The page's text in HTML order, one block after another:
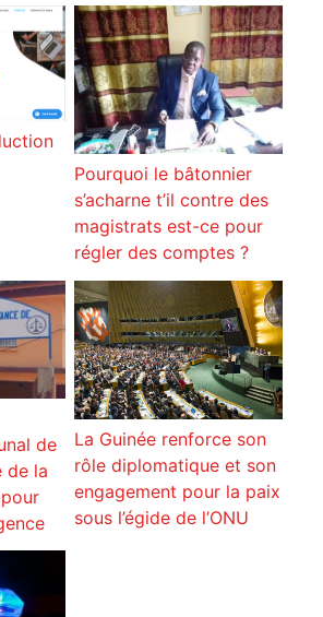
Pourquoi le bâtonnier
s’acharne t’il contre des
magistrats est-ce pour
régler des comptes ?
de
de la
La Guinée renforce son
rôle diplomatique et son
engagement pour la paix
sous l’égide de l’ONU